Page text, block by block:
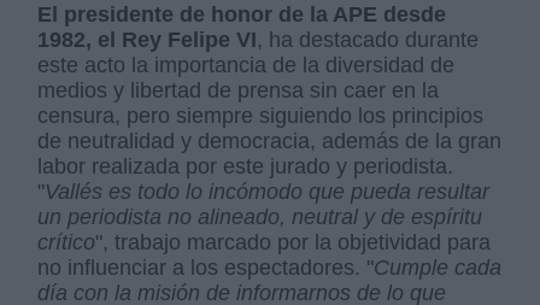
El presidente de honor de la APE desde
1982, el Rey Felipe VI, ha destacado durante
este acto la importancia de la diversidad de
medios y libertad de prensa sin caer en la
censura, pero siempre siguiendo los principios
de neutralidad y democracia, además de la gran
labor realizada por este jurado y periodista.
"Vallés es todo lo incómodo que pueda resultar
un periodista no alineado, neutral y de espíritu
crítico", trabajo marcado por la objetividad para
no influenciar a los espectadores. "Cumple cada
día con la misión de informarnos de lo que